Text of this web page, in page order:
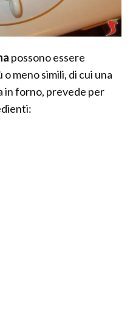
possono essere
meno simili, di cui una
in forno, prevede per